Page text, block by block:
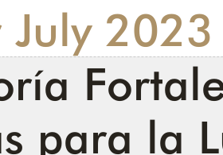
July 2023
para la